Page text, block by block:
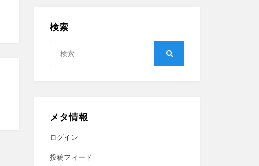
検索
メタ情報
ログイン
投稿フィード